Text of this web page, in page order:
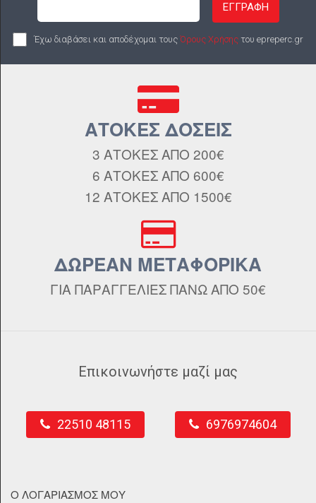
ΕΓΓΡΑΦΗ
Έχω διαβάσει και αποδέχομαι τους Όρους Χρήσης του epreperc.gr
ΑΤΟΚΕΣ ΔΟΣΕΙΣ
3 ΑΤΟΚΕΣ ΑΠΟ 200€
6 ΑΤΟΚΕΣ ΑΠΟ 600€
12 ΑΤΟΚΕΣ ΑΠΟ 1500€
ΔΩΡΕΑΝ ΜΕΤΑΦΟΡΙΚΑ
ΓΙΑ ΠΑΡΑΓΓΕΛΙΕΣ ΠΑΝΩ ΑΠΟ 50€
Επικοινωνήστε μαζί μας
22510 48115 6976974604
Ο ΛΟΓΑΡΙΑΣΜΟΣ ΜΟΥ